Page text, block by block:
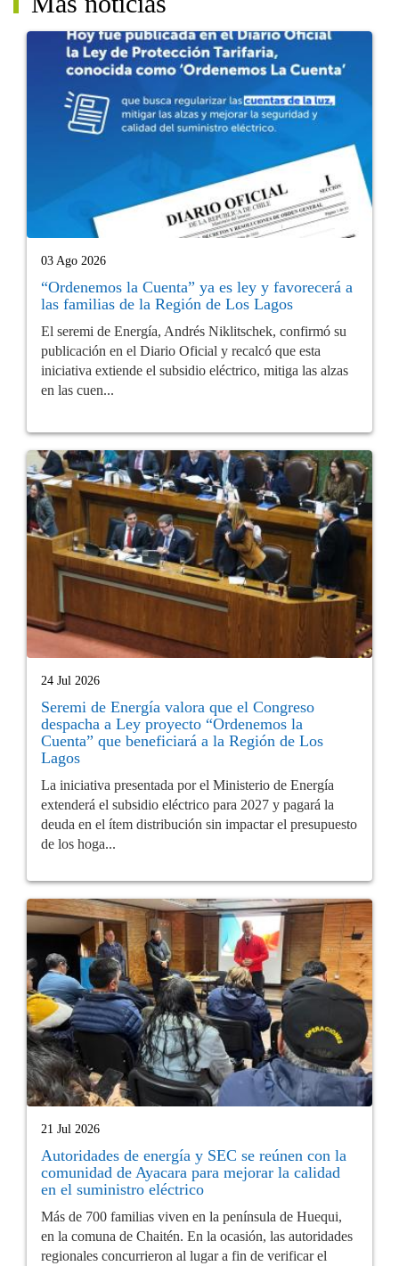
03 Ago 2026
“Ordenemos la Cuenta” ya es ley y favorecerá a
las familias de la Región de Los Lagos
El seremi de Energía, Andrés Niklitschek, confirmó su
publicación en el Diario Oficial y recalcó que esta
iniciativa extiende el subsidio eléctrico, mitiga las alzas
en las cuen...
24 Jul 2026
Seremi de Energía valora que el Congreso
despacha a Ley proyecto “Ordenemos la
Cuenta” que beneficiará a la Región de Los
Lagos
La iniciativa presentada por el Ministerio de Energía
extenderá el subsidio eléctrico para 2027 y pagará la
deuda en el ítem distribución sin impactar el presupuesto
de los hoga...
21 Jul 2026
Autoridades de energía y SEC se reúnen con la
comunidad de Ayacara para mejorar la calidad
en el suministro eléctrico
Más de 700 familias viven en la península de Huequi,
en la comuna de Chaitén. En la ocasión, las autoridades
regionales concurrieron al lugar a fin de verificar el